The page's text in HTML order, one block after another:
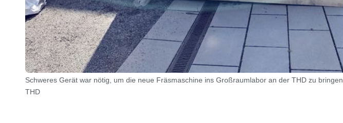
Schweres Gerät war nötig, um die neue Fräsmaschine ins Großraumlabor an der THD zu bringen.
THD